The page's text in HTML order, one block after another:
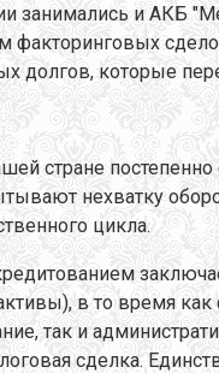
занимались и АКБ
долгов, которые
стране
нехватку
цикла.
в то время
так и
сделка.